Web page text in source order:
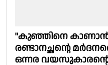
"കുഞ്ഞിനെ കാണാൻ
രണ്ടാനച്ഛൻ്റെ
ഒന്നര